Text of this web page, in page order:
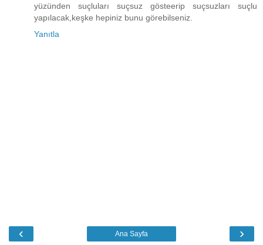
yüzünden suçluları suçsuz gösteerip suçsuzları suçlu
yapılacak,keşke hepiniz bunu görebilseniz.
Yanıtla
‹ ›
Ana Sayfa